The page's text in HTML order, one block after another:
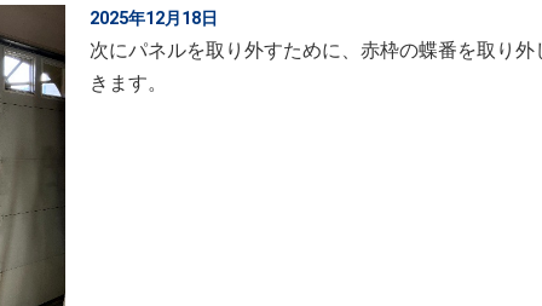
2025年12月18日
次にパネルを取り外すために、赤枠の蝶番を取り外
きます。